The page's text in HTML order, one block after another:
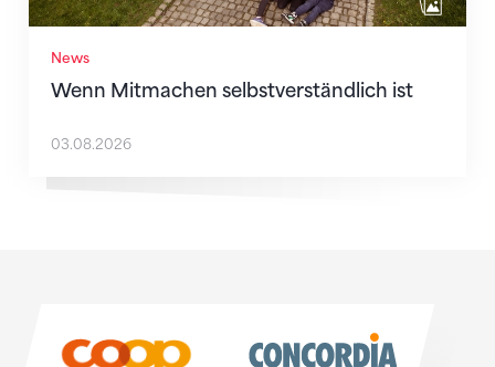
News
Wenn Mitmachen selbstverständlich ist
03.08.2026